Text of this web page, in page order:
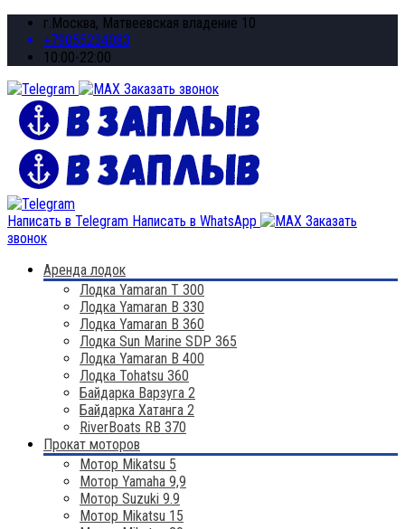
г.Москва, Матвеевская владение 10
+79055234083
10:00-22:00
Заказать звонок
Написать в Telegram Написать в WhatsApp
Заказать
звонок
Аренда лодок
Лодка Yamaran T 300
Лодка Yamaran B 330
Лодка Yamaran B 360
Лодка Sun Marine SDP 365
Лодка Yamaran B 400
Лодка Tohatsu 360
Байдарка Варзуга 2
Байдарка Хатанга 2
RiverBoats RB 370
Прокат моторов
Мотор Mikatsu 5
Мотор Yamaha 9,9
Мотор Suzuki 9.9
Мотор Mikatsu 15